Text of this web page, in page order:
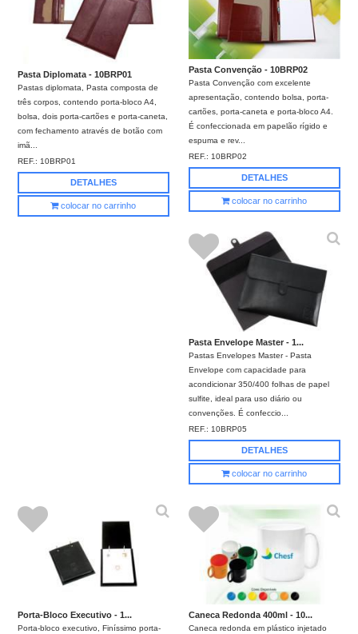
Pasta Diplomata - 10BRP01
Pastas diplomata, Pasta composta de
três corpos, contendo porta-bloco A4,
bolsa, dois porta-cartões e porta-caneta,
com fechamento através de botão com
imã...
REF.:10BRP01
DETALHES
colocar no carrinho
Pasta Convenção - 10BRP02
Pasta Convenção com excelente
apresentação, contendo bolsa, porta-
cartões, porta-caneta e porta-bloco A4.
É confeccionada em papelão rígido e
espuma e rev...
REF.: 10BRP02
DETALHES
colocar no carrinho
Pasta Envelope Master - 1...
Pastas Envelopes Master - Pasta
Envelope com capacidade para
acondicionar 350/400 folhas de papel
sulfite, ideal para uso diário ou
convenções. É confeccio...
REF.: 10BRP05
DETALHES
colocar no carrinho
Porta-Bloco Executivo - 1...
Porta-bloco executivo, Finíssimo porta-
Caneca Redonda 400ml - 10...
Caneca redonda em plástico injetado